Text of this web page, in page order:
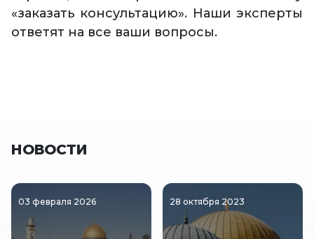
«заказать консультацию». Наши эксперты
ответят на все ваши вопросы.
НОВОСТИ
03 февраля 2026 28 октября 2023